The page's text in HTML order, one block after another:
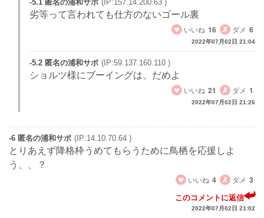
-5.1 匿名の浦和サポ (IP:157.14.200.63 )
劣等って言われても仕方のないゴール裏
いいね 16 ダメ 6
2022年07月02日 21:04
-5.2 匿名の浦和サポ (IP:59.137.160.110 )
ショルツ様にブーイングは、だめよ
いいね 21 ダメ 1
2022年07月02日 21:26
-6 匿名の浦和サポ (IP:14.10.70.64 )
とりあえず降格枠うめてもらうために鳥栖を応援しよ
う、、？
いいね 4 ダメ 3
このコメントに返信
2022年07月02日 21:02